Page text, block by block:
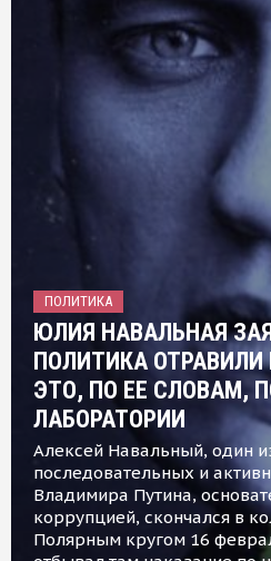
ПОЛИТИКА
ЮЛИЯ НАВАЛЬНАЯ
ПОЛИТИКА
ЭТО, ПО ЕЕ СЛОВАМ,
ЛАБОРАТОРИИ
Алексей Навальный, один
последовательных и
Владимира Путина,
коррупцией, скончался в
Полярным кругом 16